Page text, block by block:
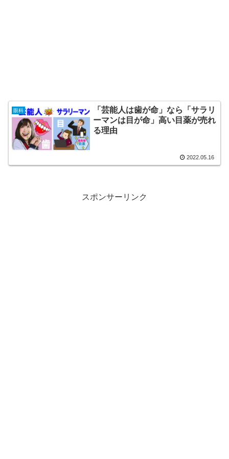
眼科
「芸能人は歯が命」なら「サラリ
ーマンは目が命」高い目薬が売れ
る理由
2022.05.16
スポンサーリンク